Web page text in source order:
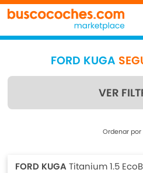
FORD KUGA
VER
Encuentra lo que
Ordenar por
FORD KUGATitanium 1.5